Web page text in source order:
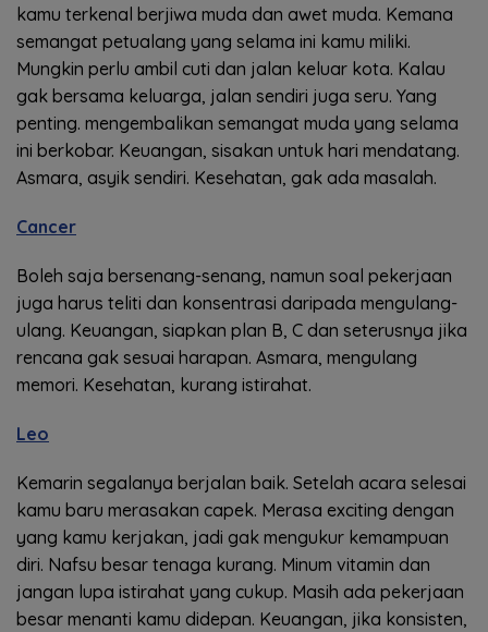
kamu terkenal berjiwa muda dan awet muda. Kemana
semangat petualang yang selama ini kamu miliki.
Mungkin perlu ambil cuti dan jalan keluar kota. Kalau
gak bersama keluarga, jalan sendiri juga seru. Yang
penting. mengembalikan semangat muda yang selama
ini berkobar. Keuangan, sisakan untuk hari mendatang.
Asmara, asyik sendiri. Kesehatan, gak ada masalah.
Cancer
Boleh saja bersenang-senang, namun soal pekerjaan
juga harus teliti dan konsentrasi daripada mengulang-
ulang. Keuangan, siapkan plan B, C dan seterusnya jika
rencana gak sesuai harapan. Asmara, mengulang
memori. Kesehatan, kurang istirahat.
Leo
Kemarin segalanya berjalan baik. Setelah acara selesai
kamu baru merasakan capek. Merasa exciting dengan
yang kamu kerjakan, jadi gak mengukur kemampuan
diri. Nafsu besar tenaga kurang. Minum vitamin dan
jangan lupa istirahat yang cukup. Masih ada pekerjaan
besar menanti kamu didepan. Keuangan, jika konsisten,